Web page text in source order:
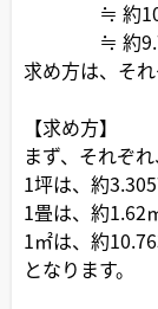
≒ 約
≒ 約9.7m(
求め方は、それ
【求め方】
まず、それぞれ、
1坪は、約
1畳は、約1.62
1㎡は、約
となります。